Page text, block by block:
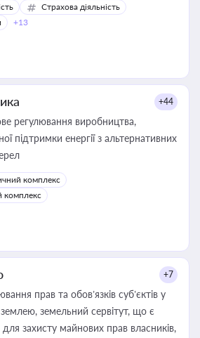
Страхова діяльність
+13
+44
регулювання виробництва,
підтримки енергії з альтернативних
комплекс
комплекс
+7
прав та обов’язків суб’єктів у
земельний сервітут, що є
захисту майнових прав власників,